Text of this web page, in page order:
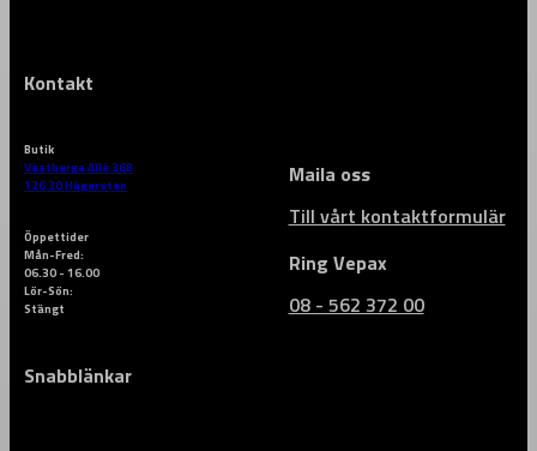
Kontakt
Butik
Västberga Allé 36B
126 30 Hägersten
Maila oss
Till vårt kontaktformulär
Öppettider
Mån-Fred:
06.30 - 16.00
Lör-Sön:
Stängt
Ring Vepax
08 - 562 372 00
Snabblänkar